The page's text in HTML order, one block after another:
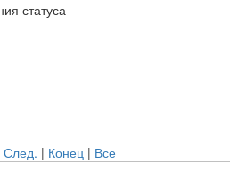
статуса
След. | Конец | Все